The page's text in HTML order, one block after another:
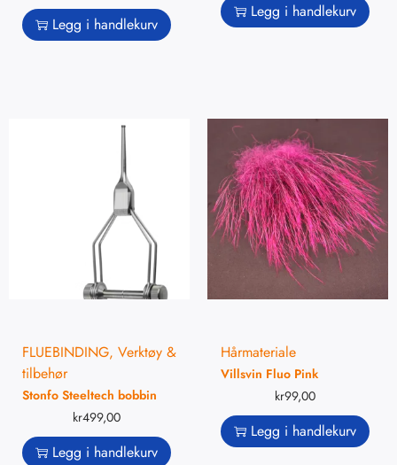
Legg i handlekurv
Legg i handlekurv
FLUEBINDING, Verktøy &
tilbehør
Stonfo Steeltech bobbin
kr499,00
Legg i handlekurv
Hårmateriale
Villsvin Fluo Pink
kr99,00
Legg i handlekurv